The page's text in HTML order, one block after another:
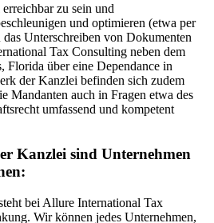
zu sein und
und optimieren (etwa per
Unterschreiben von Dokumenten
Tax Consulting neben dem
Florida über eine Dependance in
der Kanzlei befinden sich zudem
Mandanten auch in Fragen etwa des
umfassend und kompetent
Kanzlei sind Unternehmen
bei Allure International Tax
Wir können jedes Unternehmen,